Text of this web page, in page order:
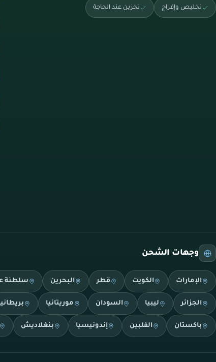
تخليص وإفراج تخزين عند الحاجة
وجهات الشحن
الإمارات الكويت قطر البحرين سلطنة
الجزائر ليبيا السودان موريتانيا
باكستان الفلبين إندونيسيا بنغلاديش